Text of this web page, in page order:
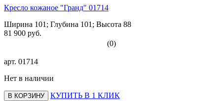
Кресло кожаное "Гранд" 01714
Ширина 101; Глубина 101; Высота 88
81 900 руб.
(0)
арт. 01714
Нет в наличии
В КОРЗИНУ
КУПИТЬ В 1 КЛИК